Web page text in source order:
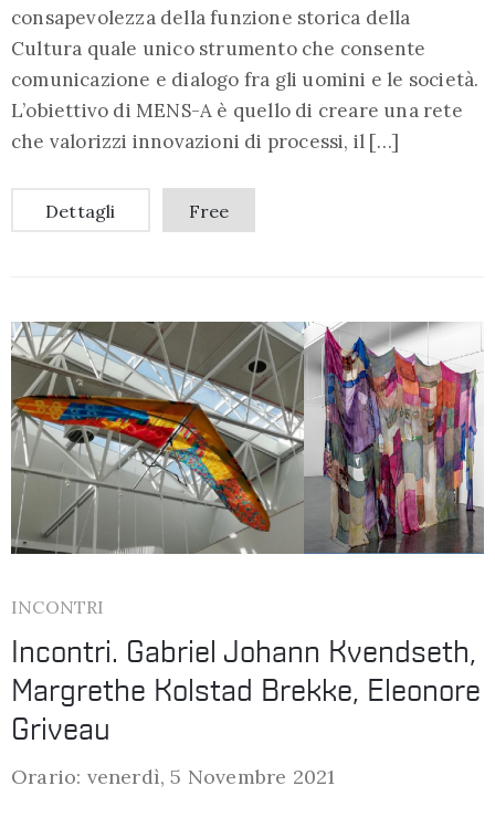
consapevolezza della funzione storica della
Cultura quale unico strumento che consente
comunicazione e dialogo fra gli uomini e le società.
L’obiettivo di MENS-A è quello di creare una rete
che valorizzi innovazioni di processi, il […]
Dettagli Free
INCONTRI
Incontri. Gabriel Johann Kvendseth,
Margrethe Kolstad Brekke, Eleonore
Griveau
Orario: venerdì, 5 Novembre 2021